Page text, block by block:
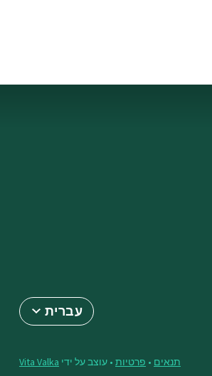
עברית
תנאים • פרטיות • עוצב על ידי Vita Valka